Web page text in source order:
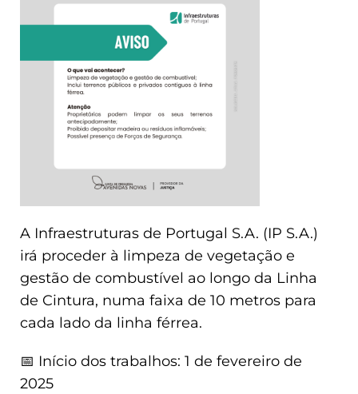
A Infraestruturas de Portugal S.A. (IP S.A.)
irá proceder à limpeza de vegetação e
gestão de combustível ao longo da Linha
de Cintura, numa faixa de 10 metros para
cada lado da linha férrea.
📅 Início dos trabalhos: 1 de fevereiro de
2025